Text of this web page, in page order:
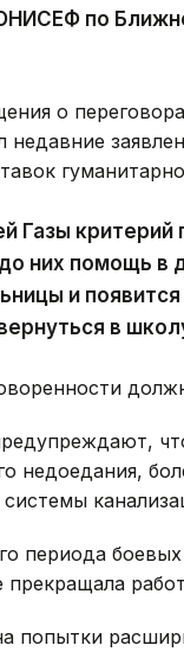
по
о
Газы критерий
них помощь в
и
в
недоедания,
периода
попытки